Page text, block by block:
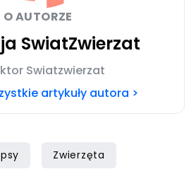
O AUTORZE
SwiatZwierzat
Swiatzwierzat
artykuły autora >
psy Zwierzęta